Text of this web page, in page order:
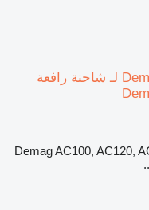
علبة الأمان بطاقة بروفي للحافلات Demag لـ شاحنة رافعة
Demag AC100, AC120,